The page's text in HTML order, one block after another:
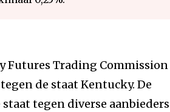
Futures Trading Commission
de staat Kentucky. De
tegen diverse aanbieders